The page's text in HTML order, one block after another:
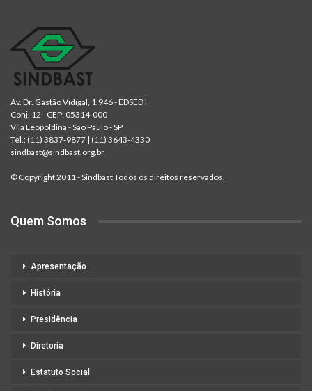
Av. Dr. Gastão Vidigal, 1.946 - EDSED I
Conj. 12 - CEP: 05314-000
Vila Leopoldina - São Paulo - SP
Tel.: (11) 3837-9877 | (11) 3643-4330
sindbast@sindbast.org.br
© Copyright 2011 - Sindbast Todos os direitos reservados.
Quem Somos
Apresentação
História
Presidência
Diretoria
Estatuto Social